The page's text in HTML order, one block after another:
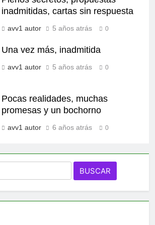
inadmitidas, cartas sin respuesta
avv1 autor 5 años atrás 0
Una vez más, inadmitida
avv1 autor 5 años atrás 0
Pocas realidades, muchas
promesas y un bochorno
avv1 autor 6 años atrás 0